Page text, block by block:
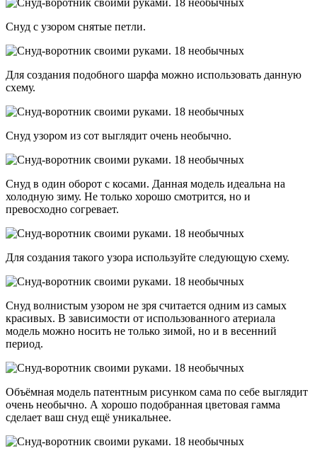
Снуд с узором снятые петли.
Для создания подобного шарфа можно использовать данную
схему.
Снуд узором из сот выглядит очень необычно.
Снуд в один оборот с косами. Данная модель идеальна на
холодную зиму. Не только хорошо смотрится, но и
превосходно согревает.
Для создания такого узора используйте следующую схему.
Снуд волнистым узором не зря считается одним из самых
красивых. В зависимости от использованного атериала
модель можно носить не только зимой, но и в весенний
период.
Объёмная модель патентным рисунком сама по себе выглядит
очень необычно. А хорошо подобранная цветовая гамма
сделает ваш снуд ещё уникальнее.